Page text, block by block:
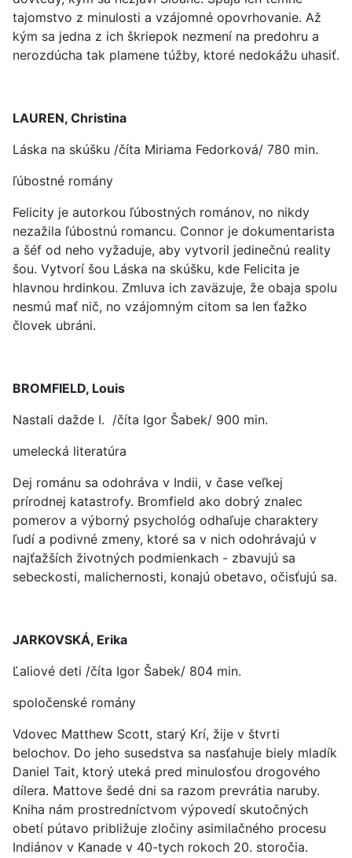
tajomstvo z minulosti a vzájomné opovrhovanie. Až
kým sa jedna z ich škriepok nezmení na predohru a
nerozdúcha tak plamene túžby, ktoré nedokážu uhasiť.
LAUREN, Christina
Láska na skúšku /číta Miriama Fedorková/ 780 min.
ľúbostné romány
Felicity je autorkou ľúbostných románov, no nikdy
nezažila ľúbostnú romancu. Connor je dokumentarista
a šéf od neho vyžaduje, aby vytvoril jedinečnú reality
šou. Vytvorí šou Láska na skúšku, kde Felicita je
hlavnou hrdinkou. Zmluva ich zaväzuje, že obaja spolu
nesmú mať nič, no vzájomným citom sa len ťažko
človek ubráni.
BROMFIELD, Louis
Nastali dažde I. /číta Igor Šabek/ 900 min.
umelecká literatúra
Dej románu sa odohráva v Indii, v čase veľkej
prírodnej katastrofy. Bromfield ako dobrý znalec
pomerov a výborný psychológ odhaľuje charaktery
ľudí a podivné zmeny, ktoré sa v nich odohrávajú v
najťažších životných podmienkach - zbavujú sa
sebeckosti, malichernosti, konajú obetavo, očisťujú sa.
JARKOVSKÁ, Erika
Ľaliové deti /číta Igor Šabek/ 804 min.
spoločenské romány
Vdovec Matthew Scott, starý Krí, žije v štvrti
belochov. Do jeho susedstva sa nasťahuje biely mladík
Daniel Tait, ktorý uteká pred minulosťou drogového
dílera. Mattove šedé dni sa razom prevrátia naruby.
Kniha nám prostredníctvom výpovedí skutočných
obetí pútavo približuje zločiny asimilačného procesu
Indiánov v Kanade v 40-tych rokoch 20. storočia.